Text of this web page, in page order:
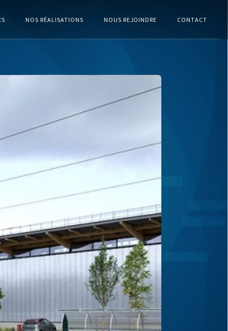
NOS RÉALISATIONS NOUS REJOINDRE CONTACT